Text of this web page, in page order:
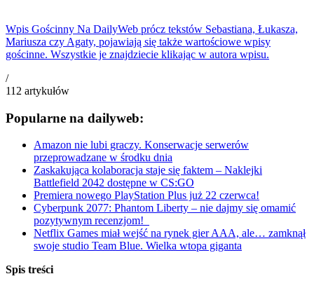
Wpis Gościnny Na DailyWeb prócz tekstów Sebastiana, Łukasza,
Mariusza czy Agaty, pojawiają się także wartościowe wpisy
gościnne. Wszystkie je znajdziecie klikając w autora wpisu.
/
112 artykułów
Popularne na dailyweb:
Amazon nie lubi graczy. Konserwacje serwerów
przeprowadzane w środku dnia
Zaskakująca kolaboracja staje się faktem – Naklejki
Battlefield 2042 dostępne w CS:GO
Premiera nowego PlayStation Plus już 22 czerwca!
Cyberpunk 2077: Phantom Liberty – nie dajmy się omamić
pozytywnym recenzjom!
Netflix Games miał wejść na rynek gier AAA, ale… zamknął
swoje studio Team Blue. Wielka wtopa giganta
Spis treści